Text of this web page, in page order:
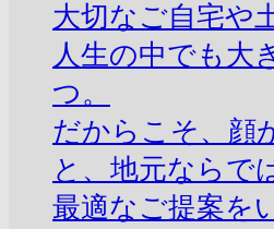
大切なご自宅や
人生の中でも大
つ。
だからこそ、顔
と、地元ならで
最適なご提案を